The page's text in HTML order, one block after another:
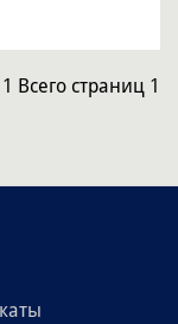
1 Всего страниц 1